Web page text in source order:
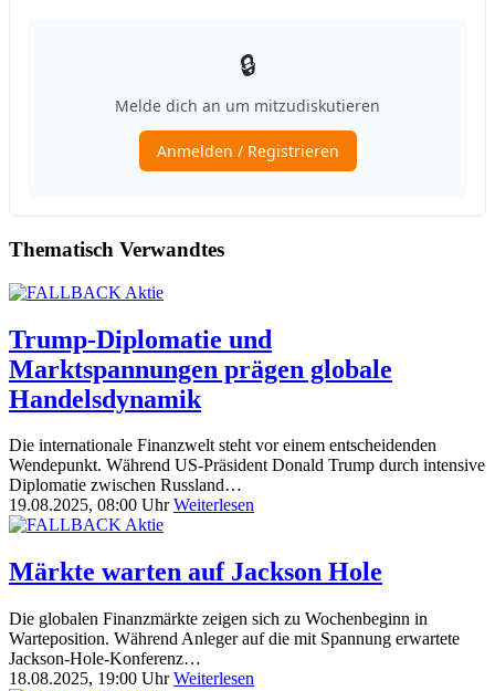
Thematisch Verwandtes
Trump-Diplomatie und
Marktspannungen prägen globale
Handelsdynamik
Die internationale Finanzwelt steht vor einem entscheidenden
Wendepunkt. Während US-Präsident Donald Trump durch intensive
Diplomatie zwischen Russland…
19.08.2025, 08:00 Uhr Weiterlesen
Märkte warten auf Jackson Hole
Die globalen Finanzmärkte zeigen sich zu Wochenbeginn in
Warteposition. Während Anleger auf die mit Spannung erwartete
Jackson-Hole-Konferenz…
18.08.2025, 19:00 Uhr Weiterlesen